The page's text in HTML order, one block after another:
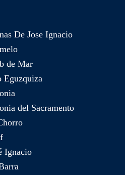
De Jose Ignacio
de Mar
Eguzquiza
del Sacramento
Ignacio